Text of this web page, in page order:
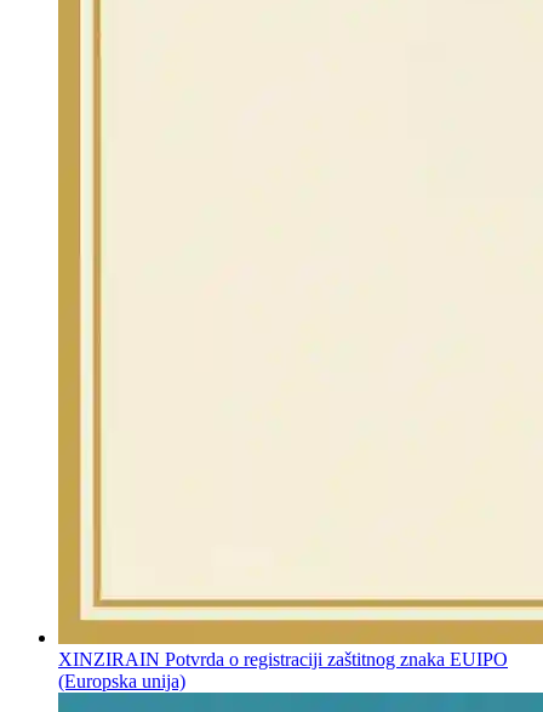
XINZIRAIN Potvrda o registraciji zaštitnog znaka EUIPO
(Europska unija)